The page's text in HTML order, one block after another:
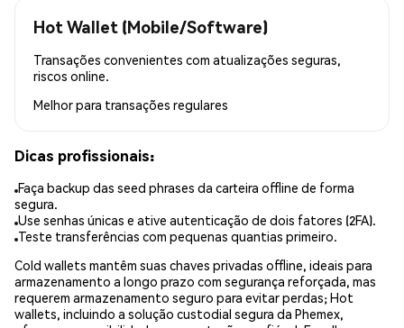
Hot Wallet (Mobile/Software)
Transações convenientes com atualizações seguras,
riscos online.
Melhor para transações regulares
Dicas profissionais:
Faça backup das seed phrases da carteira offline de forma
segura.
Use senhas únicas e ative autenticação de dois fatores (2FA).
Teste transferências com pequenas quantias primeiro.
Cold wallets mantêm suas chaves privadas offline, ideais para
armazenamento a longo prazo com segurança reforçada, mas
requerem armazenamento seguro para evitar perdas; Hot
wallets, incluindo a solução custodial segura da Phemex,